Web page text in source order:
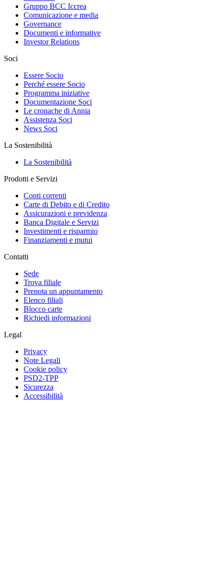
Gruppo BCC Iccrea
Comunicazione e media
Governance
Documenti e informative
Investor Relations
Soci
Essere Socio
Perché essere Socio
Programma iniziative
Documentazione Soci
Le cronache di Annia
Assistenza Soci
News Soci
La Sostenibilità
La Sostenibilità
Prodotti e Servizi
Conti correnti
Carte di Debito e di Credito
Assicurazioni e previdenza
Banca Digitale e Servizi
Investimenti e risparmio
Finanziamenti e mutui
Contatti
Sede
Trova filiale
Prenota un appuntamento
Elenco filiali
Blocco carte
Richiedi informazioni
Legal
Privacy
Note Legali
Cookie policy
PSD2-TPP
Sicurezza
Accessibilità